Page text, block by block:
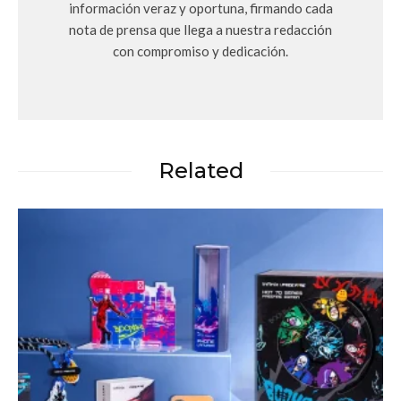
información veraz y oportuna, firmando cada
nota de prensa que llega a nuestra redacción
con compromiso y dedicación.
Related